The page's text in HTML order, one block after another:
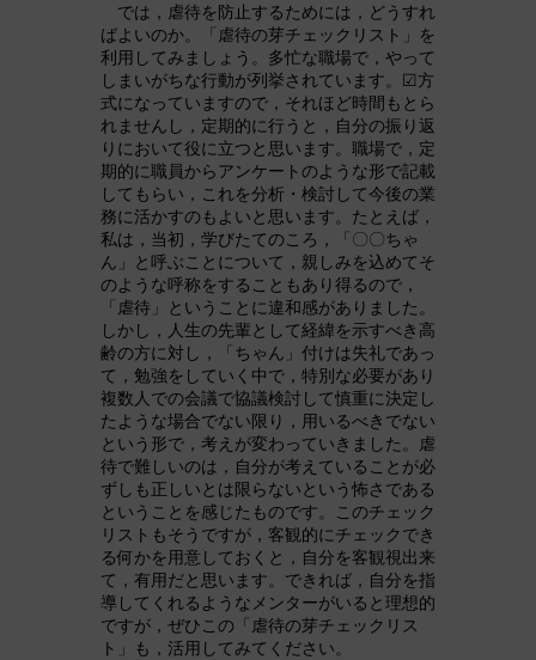
では，虐待を防止するためには，どうすれ
ばよいのか。「虐待の芽チェックリスト」を
利用してみましょう。多忙な職場で，やって
しまいがちな行動が列挙されています。☑方
式になっていますので，それほど時間もとら
れませんし，定期的に行うと，自分の振り返
りにおいて役に立つと思います。職場で，定
期的に職員からアンケートのような形で記載
してもらい，これを分析・検討して今後の業
務に活かすのもよいと思います。たとえば，
私は，当初，学びたてのころ，「〇〇ちゃ
ん」と呼ぶことについて，親しみを込めてそ
のような呼称をすることもあり得るので，
「虐待」ということに違和感がありました。
しかし，人生の先輩として経緯を示すべき高
齢の方に対し，「ちゃん」付けは失礼であっ
て，勉強をしていく中で，特別な必要があり
複数人での会議で協議検討して慎重に決定し
たような場合でない限り，用いるべきでない
という形で，考えが変わっていきました。虐
待で難しいのは，自分が考えていることが必
ずしも正しいとは限らないという怖さである
ということを感じたものです。このチェック
リストもそうですが，客観的にチェックでき
る何かを用意しておくと，自分を客観視出来
て，有用だと思います。できれば，自分を指
導してくれるようなメンターがいると理想的
ですが，ぜひこの「虐待の芽チェックリス
ト」も，活用してみてください。